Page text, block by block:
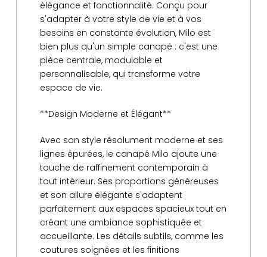
élégance et fonctionnalité. Conçu pour
s'adapter à votre style de vie et à vos
besoins en constante évolution, Milo est
bien plus qu'un simple canapé : c'est une
pièce centrale, modulable et
personnalisable, qui transforme votre
espace de vie.
**Design Moderne et Élégant**
Avec son style résolument moderne et ses
lignes épurées, le canapé Milo ajoute une
touche de raffinement contemporain à
tout intérieur. Ses proportions généreuses
et son allure élégante s'adaptent
parfaitement aux espaces spacieux tout en
créant une ambiance sophistiquée et
accueillante. Les détails subtils, comme les
coutures soignées et les finitions